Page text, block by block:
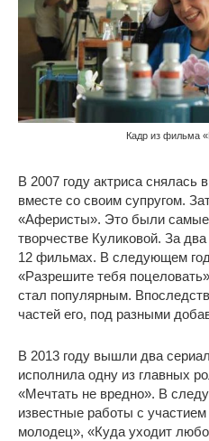
Кадр из фильма
В 2007 году актриса снялась
вместе со своим супругом.
«Аферисты». Это были
творчестве Куликовой. За
12 фильмах. В следующем
«Разрешите тебя
стал популярным.
частей его, под разными
В 2013 году вышли два
исполнила одну из главных
«Мечтать не вредно». В
известные работы с
молодец», «Куда уходит